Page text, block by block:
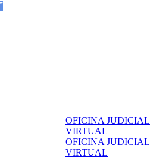
OFICINA JUDICIAL
VIRTUAL
OFICINA JUDICIAL
VIRTUAL